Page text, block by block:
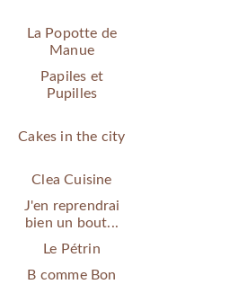
La Popotte de
Manue
Papiles et
Pupilles
Cakes in the city
Clea Cuisine
J'en reprendrai
bien un bout...
Le Pétrin
B comme Bon